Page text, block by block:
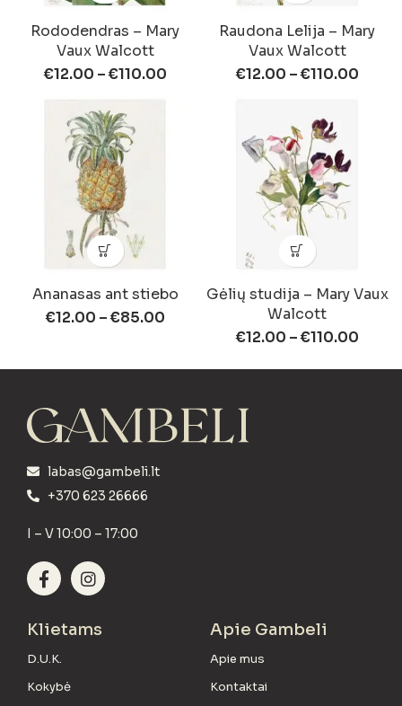
Rododendras – Mary
Vaux Walcott
€12.00 –€110.00
Raudona Lelija – Mary
Vaux Walcott
€12.00 –€110.00
Ananasas ant stiebo
€12.00 –€85.00
Gėlių studija – Mary Vaux
Walcott
€12.00 –€110.00
labas@gambeli.lt
+370 623 26666
I – V 10:00 – 17:00
Klietams
D.U.K.
Kokybė
Apie Gambeli
Apie mus
Kontaktai